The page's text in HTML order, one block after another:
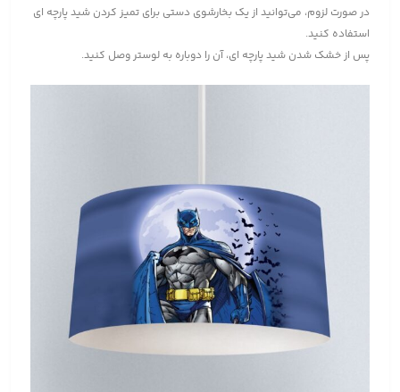
در صورت لزوم، می‌توانید از یک بخارشوی دستی برای تمیز کردن شید پارچه ای
استفاده کنید.
پس از خشک شدن شید پارچه ای، آن را دوباره به لوستر وصل کنید.